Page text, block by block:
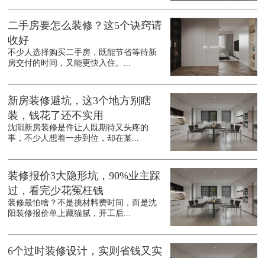
二手房要怎么装修？这5个诀窍请
收好
不少人选择购买二手房，既能节省等待新
房交付的时间，又能更快入住。...
新房装修避坑，这3个地方别瞎
装，钱花了还不实用
沈阳新房装修是件让人既期待又头疼的
事，不少人想着一步到位，却在某...
装修报价3大隐形坑，90%业主踩
过，看完少花冤枉钱
装修最怕啥？不是挑材料费时间，而是沈
阳装修报价单上藏猫腻，开工后...
6个过时装修设计，实则省钱又实